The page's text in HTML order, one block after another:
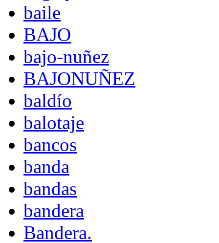
baile
BAJO
bajo-nuñez
BAJONUÑEZ
baldío
balotaje
bancos
banda
bandas
bandera
Bandera.